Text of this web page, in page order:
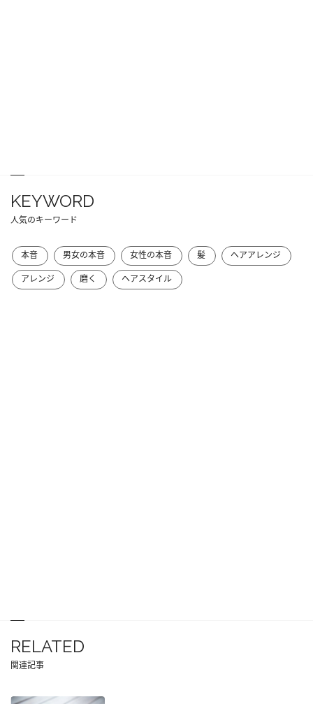
KEYWORD
人気のキーワード
本音 男女の本音 女性の本音 髪
ヘアアレンジ
アレンジ
磨く ヘアスタイル
RELATED
関連記事